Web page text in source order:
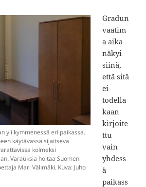
yli kymmenessä eri paikassa.
käytävässä sijaitseva
kolmeksi
Varauksia hoitaa Suomen
Mari Välimäki. Kuva: Juho
Gradun
vaatim
a aika
näkyi
siinä,
että sitä
ei
todella
kaan
kirjoite
ttu
vain
yhdess
ä
paikass